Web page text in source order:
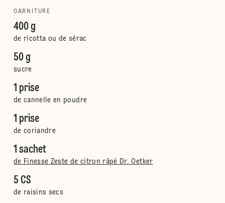
GARNITURE
400 g
de ricotta ou de sérac
50 g
sucre
1 prise
de cannelle en poudre
1 prise
de coriandre
1 sachet
de Finesse Zeste de citron râpé Dr. Oetker
5 CS
de raisins secs